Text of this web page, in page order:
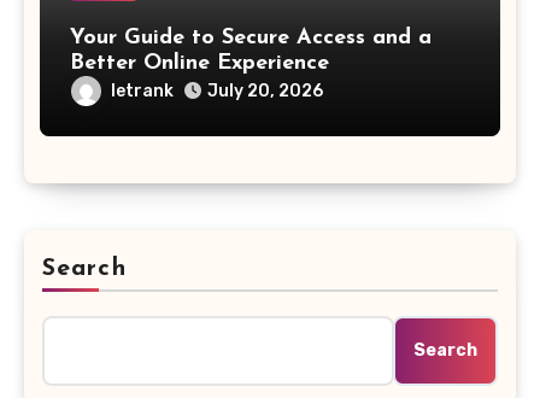
Your Guide to Secure Access and a
Better Online Experience
letrank July 20, 2026
Search
Search